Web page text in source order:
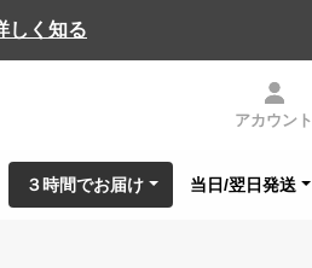
しく知る
アカウント
３時間でお届け 当日/翌日発送